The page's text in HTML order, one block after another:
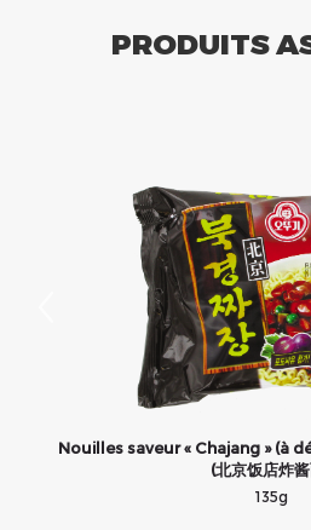
PRODUITS
Nouilles saveur « Chajang » (à
(北京饭店炸
135g